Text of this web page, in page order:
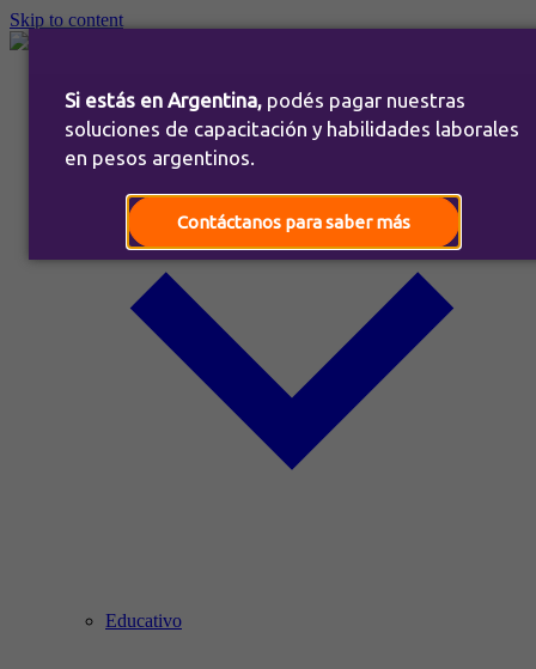
Si estás en Argentina, podés pagar nuestras
soluciones de capacitación y habilidades laborales
en pesos argentinos.
Contáctanos para saber más
Skip to content
Nosotros
Soluciones
Educativo